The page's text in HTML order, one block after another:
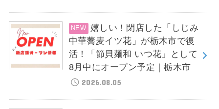
嬉しい！閉店した「しじみ
中華蕎麦イツ花」が栃木市で復
活！「節貝麺和 いつ花」として
8月中にオープン予定｜栃木市
2026.08.05